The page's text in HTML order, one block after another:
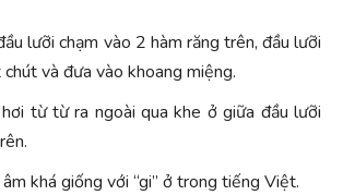
lưỡi chạm vào 2 hàm răng trên, đầu lưỡi
và đưa vào khoang miệng.
từ từ ra ngoài qua khe ở giữa đầu lưỡi
khá giống với “gi” ở trong tiếng Việt.